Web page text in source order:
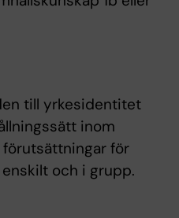
till yrkesidentitet
inom
för
och i grupp.